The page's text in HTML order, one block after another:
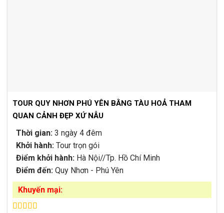
TOUR QUY NHƠN PHÚ YÊN BẰNG TÀU HOẢ THAM
QUAN CẢNH ĐẸP XỨ NẪU
Thời gian:3 ngày 4 đêm
Khởi hành:Tour trọn gói
Điểm khởi hành:Hà Nội//Tp. Hồ Chí Minh
Điểm đến:Quy Nhơn - Phú Yên
Khuyến mại: